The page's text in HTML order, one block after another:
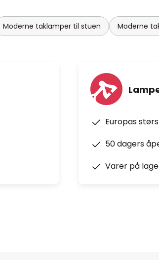
Moderne taklamper til stuen Moderne
Europas
50 dagers
Varer på